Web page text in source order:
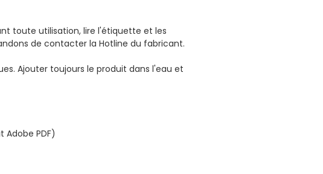
toute utilisation, lire l'étiquette et les
de contacter la Hotline du fabricant.
Ajouter toujours le produit dans l'eau et
Adobe PDF)